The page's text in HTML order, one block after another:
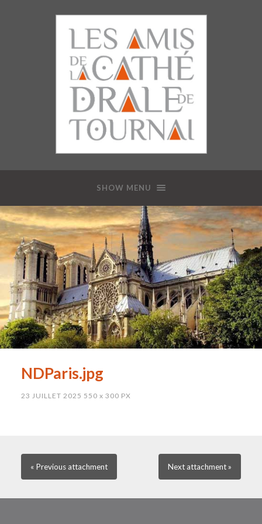
SHOW MENU
NDParis.jpg
23 JUILLET 2025 550 x 300 PX
« Previousattachment Next attachment »